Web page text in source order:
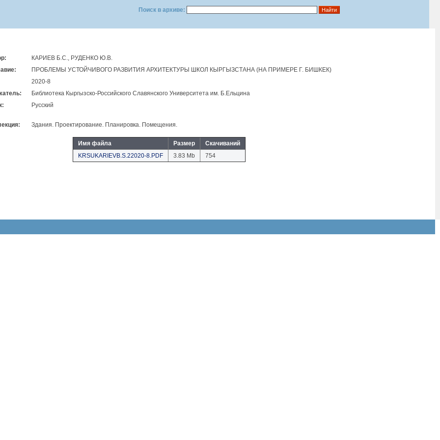
Поиск в архиве:
КАРИЕВ Б.С., РУДЕНКО Ю.В.
ПРОБЛЕМЫ УСТОЙЧИВОГО РАЗВИТИЯ АРХИТЕКТУРЫ ШКОЛ КЫРГЫЗСТАНА (НА ПРИМЕРЕ Г. БИШКЕК)
2020-8
Библиотека Кыргызско-Российского Славянского Университета им. Б.Eльцина
Русский
Здания. Проектирование. Планировка. Помещения.
Имя файла Размер
Скачиваний
KRSUKARIEVB.S.22020-8.PDF
3.83 Mb 754